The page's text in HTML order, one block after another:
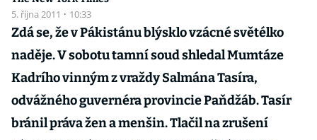
5. října 2011 · 10:33
Zdá se, že v Pákistánu blýsklo vzácné světélko
naděje. V sobotu tamní soud shledal Mumtáze
Kadrího vinným z vraždy Salmána Tasíra,
odvážného guvernéra provincie Paňdžáb. Tasír
bránil práva žen a menšin. Tlačil na zrušení